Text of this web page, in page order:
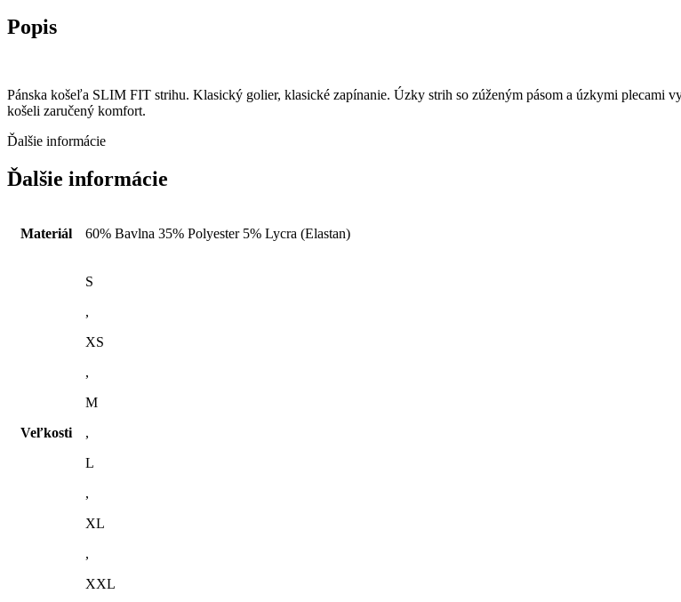
Popis
Pánska košeľa SLIM FIT strihu. Klasický golier, klasické zapínanie. Úzky strih so zúženým pásom a úzkymi plecami
košeli zaručený komfort.
Ďalšie informácie
Ďalšie informácie
Materiál 60% Bavlna 35% Polyester 5% Lycra (Elastan)
Veľkosti
S
,
XS
,
M
,
L
,
XL
,
XXL